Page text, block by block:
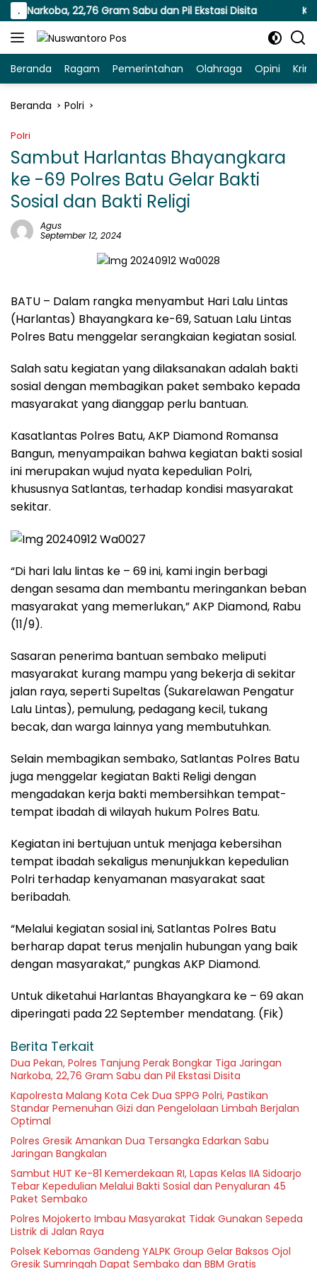
Langsung
ke
konten
. 22,76 Gram Sabu dan Pil Ekstasi Disita
Beranda Ragam Pemerintahan Olahraga Opini
Beranda Polri
Polri
Sambut Harlantas Bhayangkara
ke -69 Polres Batu Gelar Bakti
Sosial dan Bakti Religi
Agus
September 12, 2024
BATU – Dalam rangka menyambut Hari Lalu Lintas
(Harlantas) Bhayangkara ke-69, Satuan Lalu Lintas
Polres Batu menggelar serangkaian kegiatan sosial.
Salah satu kegiatan yang dilaksanakan adalah bakti
sosial dengan membagikan paket sembako kepada
masyarakat yang dianggap perlu bantuan.
Kasatlantas Polres Batu, AKP Diamond Romansa
Bangun, menyampaikan bahwa kegiatan bakti sosial
ini merupakan wujud nyata kepedulian Polri,
khususnya Satlantas, terhadap kondisi masyarakat
sekitar.
“Di hari lalu lintas ke – 69 ini, kami ingin berbagi
dengan sesama dan membantu meringankan beban
masyarakat yang memerlukan,” AKP Diamond, Rabu
(11/9).
Sasaran penerima bantuan sembako meliputi
masyarakat kurang mampu yang bekerja di sekitar
jalan raya, seperti Supeltas (Sukarelawan Pengatur
Lalu Lintas), pemulung, pedagang kecil, tukang
becak, dan warga lainnya yang membutuhkan.
Selain membagikan sembako, Satlantas Polres Batu
juga menggelar kegiatan Bakti Religi dengan
mengadakan kerja bakti membersihkan tempat-
tempat ibadah di wilayah hukum Polres Batu.
Kegiatan ini bertujuan untuk menjaga kebersihan
tempat ibadah sekaligus menunjukkan kepedulian
Polri terhadap kenyamanan masyarakat saat
beribadah.
“Melalui kegiatan sosial ini, Satlantas Polres Batu
berharap dapat terus menjalin hubungan yang baik
dengan masyarakat,” pungkas AKP Diamond.
Untuk diketahui Harlantas Bhayangkara ke – 69 akan
diperingati pada 22 September mendatang. (Fik)
Berita Terkait
Dua Pekan, Polres Tanjung Perak Bongkar Tiga Jaringan
Narkoba, 22,76 Gram Sabu dan Pil Ekstasi Disita
Kapolresta Malang Kota Cek Dua SPPG Polri, Pastikan
Standar Pemenuhan Gizi dan Pengelolaan Limbah Berjalan
Optimal
Polres Gresik Amankan Dua Tersangka Edarkan Sabu
Jaringan Bangkalan
Sambut HUT Ke-81 Kemerdekaan RI, Lapas Kelas IIA Sidoarjo
Tebar Kepedulian Melalui Bakti Sosial dan Penyaluran 45
Paket Sembako
Polres Mojokerto Imbau Masyarakat Tidak Gunakan Sepeda
Listrik di Jalan Raya
Polsek Kebomas Gandeng YALPK Group Gelar Baksos Ojol
Gresik Sumringah Dapat Sembako dan BBM Gratis